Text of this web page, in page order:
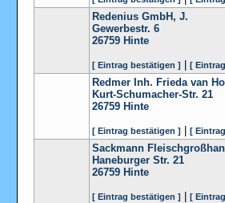
Redenius GmbH, J.
Gewerbestr. 6
26759 Hinte
[ Eintrag bestätigen ] [
Redmer Inh. Frieda van
Kurt-Schumacher-Str. 21
26759 Hinte
[ Eintrag bestätigen ] [
Sackmann
Haneburger Str. 21
26759 Hinte
[ Eintrag bestätigen ] [